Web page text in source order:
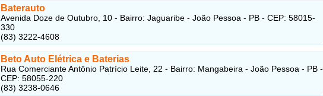
Baterauto
Avenida Doze de Outubro, 10 - Bairro: Jaguaribe - João Pessoa - PB - CEP: 58015-
330
(83) 3222-4608
Beto Auto Elétrica e Baterias
Rua Comerciante Antônio Patrício Leite, 22 - Bairro: Mangabeira - João Pessoa - PB -
CEP: 58055-220
(83) 3238-0646